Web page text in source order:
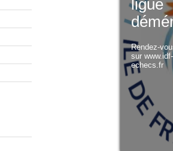
ligue
Rendez-
sur
echecs.fr